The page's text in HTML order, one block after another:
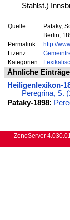
Stahlst.)
Quelle:
Pataky,
Berlin,
Permalink:
http://
Lizenz:
Kategorien:
Ähnliche
Heiligenlexikon-
Peregrina, S.
Pataky-1898:
ZenoServer